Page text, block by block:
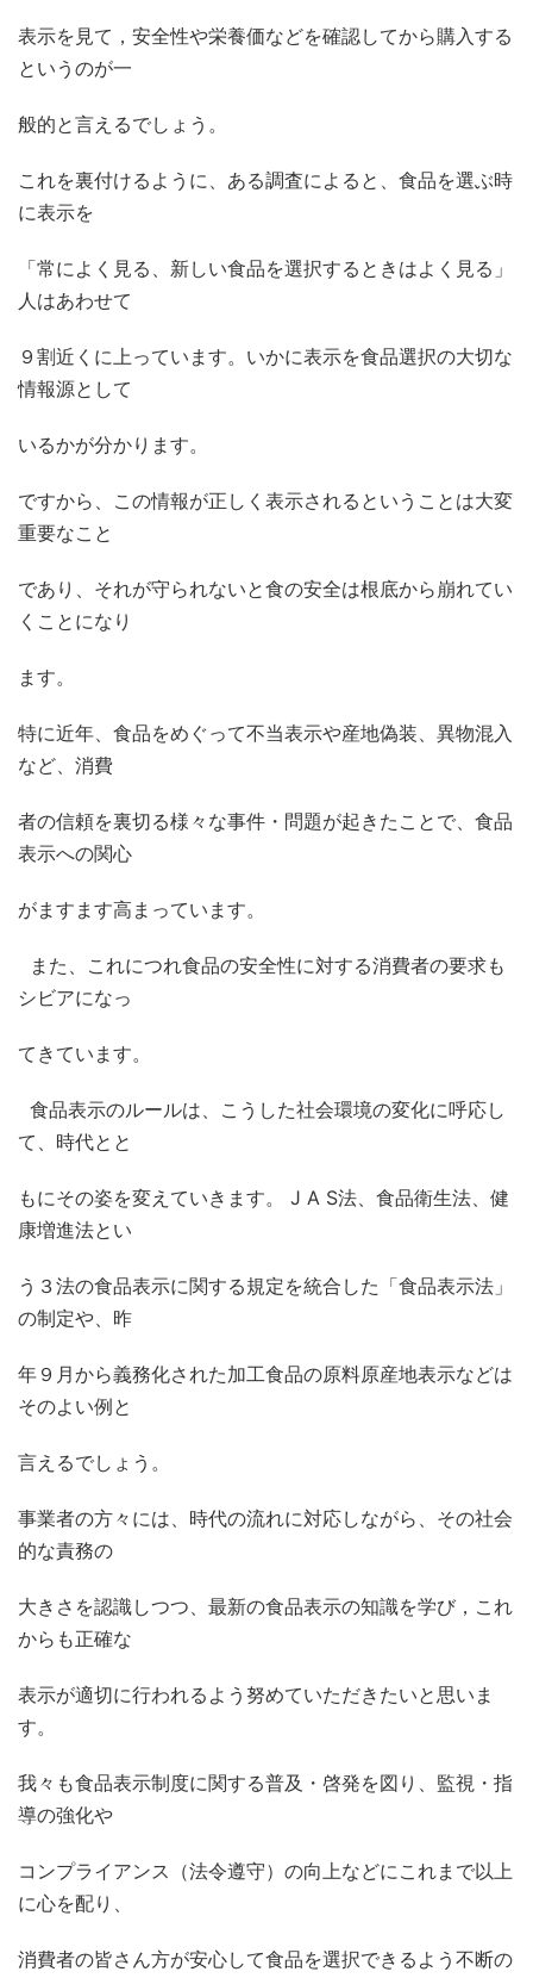
表示を見て，安全性や栄養価などを確認してから購入する
というのが一
般的と言えるでしょう。
これを裏付けるように、ある調査によると、食品を選ぶ時
に表示を
「常によく見る、新しい食品を選択するときはよく見る」
人はあわせて
９割近くに上っています。いかに表示を食品選択の大切な
情報源として
いるかが分かります。
ですから、この情報が正しく表示されるということは大変
重要なこと
であり、それが守られないと食の安全は根底から崩れてい
くことになり
ます。
特に近年、食品をめぐって不当表示や産地偽装、異物混入
など、消費
者の信頼を裏切る様々な事件・問題が起きたことで、食品
表示への関心
がますます高まっています。
また、これにつれ食品の安全性に対する消費者の要求も
シビアになっ
てきています。
食品表示のルールは、こうした社会環境の変化に呼応し
て、時代とと
もにその姿を変えていきます。 J A S法、食品衛生法、健
康増進法とい
う３法の食品表示に関する規定を統合した「食品表示法」
の制定や、昨
年９月から義務化された加工食品の原料原産地表示などは
そのよい例と
言えるでしょう。
事業者の方々には、時代の流れに対応しながら、その社会
的な責務の
大きさを認識しつつ、最新の食品表示の知識を学び，これ
からも正確な
表示が適切に行われるよう努めていただきたいと思いま
す。
我々も食品表示制度に関する普及・啓発を図り、監視・指
導の強化や
コンプライアンス（法令遵守）の向上などにこれまで以上
に心を配り、
消費者の皆さん方が安心して食品を選択できるよう不断の